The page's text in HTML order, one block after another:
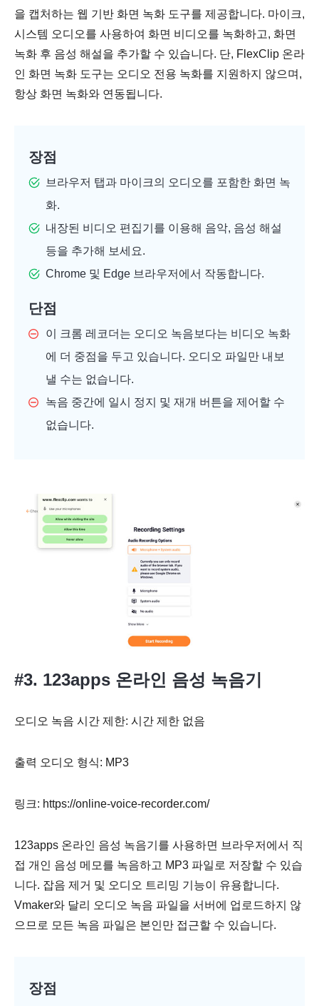
을 캡처하는 웹 기반 화면 녹화 도구를 제공합니다. 마이크,
시스템 오디오를 사용하여 화면 비디오를 녹화하고, 화면
녹화 후 음성 해설을 추가할 수 있습니다. 단, FlexClip 온라
인 화면 녹화 도구는 오디오 전용 녹화를 지원하지 않으며,
항상 화면 녹화와 연동됩니다.
장점
브라우저 탭과 마이크의 오디오를 포함한 화면 녹
화.
내장된 비디오 편집기를 이용해 음악, 음성 해설
등을 추가해 보세요.
Chrome 및 Edge 브라우저에서 작동합니다.
단점
이 크롬 레코더는 오디오 녹음보다는 비디오 녹화
에 더 중점을 두고 있습니다. 오디오 파일만 내보
낼 수는 없습니다.
녹음 중간에 일시 정지 및 재개 버튼을 제어할 수
없습니다.
#3. 123apps 온라인 음성 녹음기
오디오 녹음 시간 제한: 시간 제한 없음
출력 오디오 형식: MP3
링크: https://online-voice-recorder.com/
123apps 온라인 음성 녹음기를 사용하면 브라우저에서 직
접 개인 음성 메모를 녹음하고 MP3 파일로 저장할 수 있습
니다. 잡음 제거 및 오디오 트리밍 기능이 유용합니다.
Vmaker와 달리 오디오 녹음 파일을 서버에 업로드하지 않
으므로 모든 녹음 파일은 본인만 접근할 수 있습니다.
장점